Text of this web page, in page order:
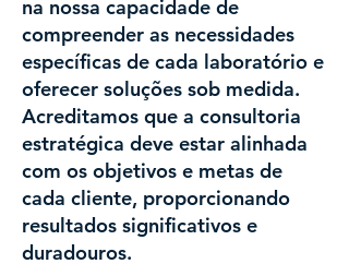
na nossa capacidade de
compreender as necessidades
específicas de cada laboratório e
oferecer soluções sob medida.
Acreditamos que a consultoria
estratégica deve estar alinhada
com os objetivos e metas de
cada cliente, proporcionando
resultados significativos e
duradouros.